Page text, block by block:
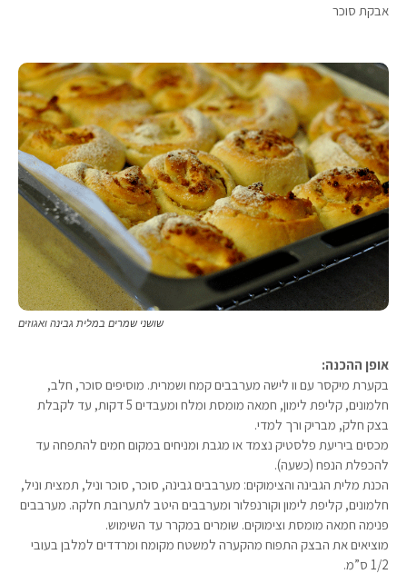
אבקת סוכר
שושני שמרים במלית גבינה ואגוזים
אופן ההכנה:
בקערת מיקסר עם וו לישה מערבבים קמח ושמרית. מוסיפים סוכר, חלב,
חלמונים, קליפת לימון, חמאה מומסת ומלח ומעבדים 5 דקות, עד לקבלת
בצק חלק, מבריק ורך למדי.
מכסים ביריעת פלסטיק נצמד או מגבת ומניחים במקום חמים להתפחה עד
להכפלת הנפח (כשעה).
הכנת מלית הגבינה והצימוקים: מערבבים גבינה, סוכר, סוכר וניל, תמצית וניל,
חלמונים, קליפת לימון וקורנפלור ומערבבים היטב לתערובת חלקה. מערבבים
פנימה חמאה מומסת וצימוקים. שומרים במקרר עד השימוש.
מוציאים את הבצק התפוח מהקערה למשטח מקומח ומרדדים למלבן בעובי
1/2 ס”מ.